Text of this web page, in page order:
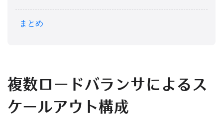
まとめ
複数ロードバランサによるス
ケールアウト構成